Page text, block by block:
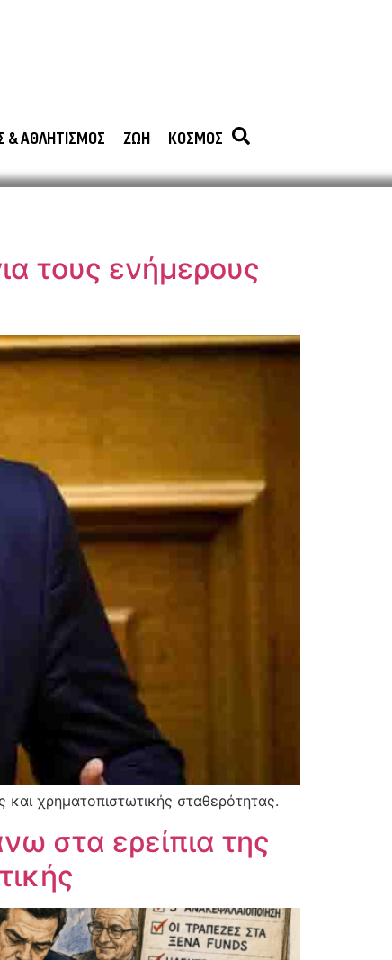
& ΑΘΛΗΤΙΣΜΟΣ ΖΩΗ ΚΟΣΜΟΣ
τους ενήμερους
και χρηματοπιστωτικής σταθερότητας.
στα ερείπια της